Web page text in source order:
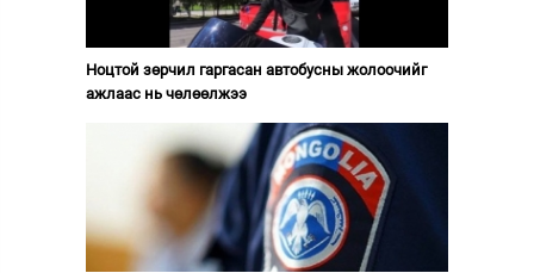
Ноцтой зөрчил гаргасан автобусны жолоочийг
ажлаас нь чөлөөлжээ